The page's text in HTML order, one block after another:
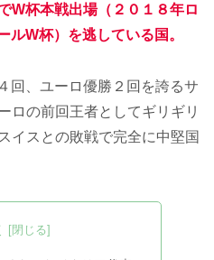
W杯本戦出場（２０１８年ロ
ルW杯）を逃している国。
回、ユーロ優勝２回を誇るサ
ロの前回王者としてギリギリ
イスとの敗戦で完全に中堅国